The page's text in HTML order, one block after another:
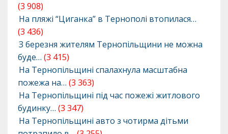
(3 908)
На пляжі “Циганка” в Тернополі втопилася…
(3 436)
З березня жителям Тернопільщини не можна
буде… (3 415)
На Тернопільщині спалахнула масштабна
пожежа на… (3 363)
На Тернопільщині під час пожежі житлового
будинку… (3 347)
На Тернопільщині авто з чотирма дітьми